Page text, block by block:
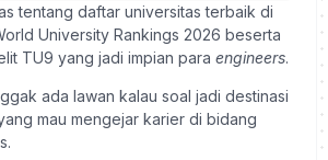
tentang daftar universitas terbaik di
University Rankings 2026 beserta
TU9 yang jadi impian para engineers.
ada lawan kalau soal jadi destinasi
mau mengejar karier di bidang